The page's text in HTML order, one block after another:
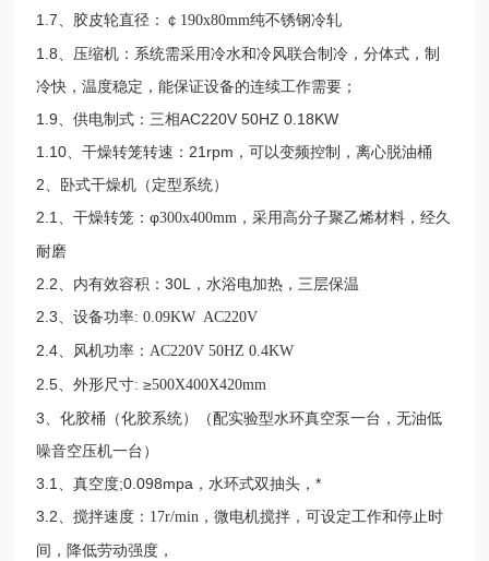
1.7、胶皮轮直径：￠ 190x80mm纯不锈钢冷轧
1.8、压缩机：系统需采用冷水和冷风联合制冷，分体式，制
冷快，温度稳定，能保证设备的连续工作需要；
1.9、供电制式：三相AC220V 50HZ 0.18KW
1.10、干燥转笼转速： 21rpm ，可以变频控制，离心脱油桶
2、卧式干燥机（定型系统）
2.1、干燥转笼：φ300x400mm ，采用高分子聚乙烯材料，经久
耐磨
2.2、内有效容积：30L
，水浴电加热，三层保温
2.3、设备功率: 0.09KW AC220V
2.4、风机功率： AC220V 50HZ 0.4KW
2.5、外形尺寸:≥500X400X420mm
3、化胶桶（化胶系统）（配实验型水环真空泵一台，无油低
噪音空压机一台）
3.1、真空度;0.098mpa ，水环式双抽头，*
3.2、搅拌速度： 17r/min ，微电机搅拌，可设定工作和停止时
间，降低劳动强度，